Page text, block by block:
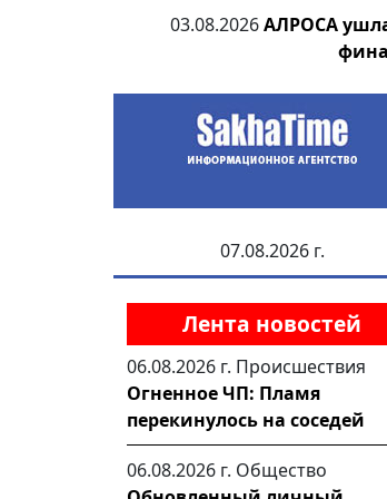
03.08.2026 АЛРОСА
07.08.2026 г.
Лента новостей
06.08.2026 г. Происшествия
Огненное ЧП: Пламя
перекинулось на соседей
06.08.2026 г. Общество